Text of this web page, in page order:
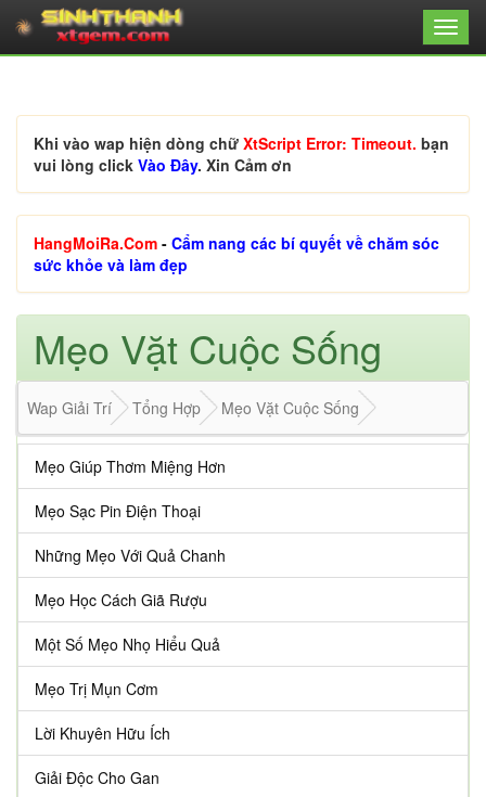
Khi vào wap hiện dòng chữ XtScript Error: Timeout. bạn
vui lòng click Vào Đây. Xin Cảm ơn
HangMoiRa.Com - Cẩm nang các bí quyết về chăm sóc
sức khỏe và làm đẹp
Mẹo Vặt Cuộc Sống
Wap Giải Trí Tổng Hợp Mẹo Vặt Cuộc Sống
Mẹo Giúp Thơm Miệng Hơn
Mẹo Sạc Pin Điện Thoại
Những Mẹo Với Quả Chanh
Mẹo Học Cách Giã Rượu
Một Số Mẹo Nhọ Hiểu Quả
Mẹo Trị Mụn Cơm
Lời Khuyên Hữu Ích
Giải Độc Cho Gan